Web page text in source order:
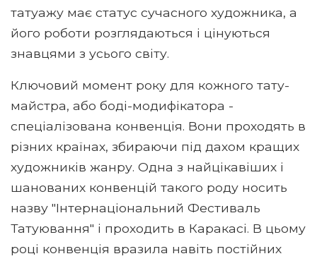
татуажу має статус сучасного художника, а
його роботи розглядаються і цінуються
знавцями з усього світу.
Ключовий момент року для кожного тату-
майстра, або боді-модифікатора -
спеціалізована конвенція. Вони проходять в
різних країнах, збираючи під дахом кращих
художників жанру. Одна з найцікавіших і
шанованих конвенцій такого роду носить
назву "Інтернаціональний Фестиваль
Татуювання" і проходить в Каракасі. В цьому
році конвенція вразила навіть постійних